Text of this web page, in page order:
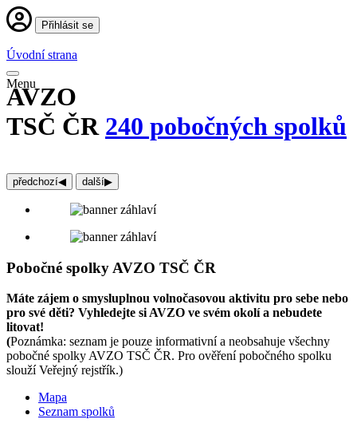
Přihlásit se
Úvodní strana
Menu
AVZO
TSČ ČR 240 pobočných spolků
předchozí◀︎ další▶︎
Pobočné spolky AVZO TSČ ČR
Máte zájem o smysluplnou volnočasovou aktivitu pro sebe nebo
pro své děti? Vyhledejte si AVZO ve svém okolí a nebudete
litovat!
(Poznámka: seznam je pouze informativní a neobsahuje všechny
pobočné spolky AVZO TSČ ČR. Pro ověření pobočného spolku
slouží Veřejný rejstřík.)
Mapa
Seznam spolků